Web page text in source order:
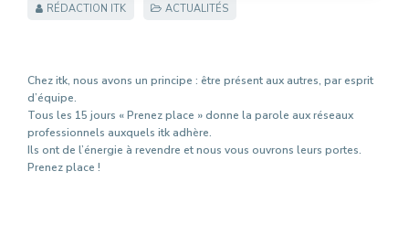
RÉDACTION ITK ACTUALITÉS
Chez itk, nous avons un principe : être présent aux autres, par esprit
d’équipe.
Tous les 15 jours « Prenez place » donne la parole aux réseaux
professionnels auxquels itk adhère.
Ils ont de l’énergie à revendre et nous vous ouvrons leurs portes.
Prenez place !